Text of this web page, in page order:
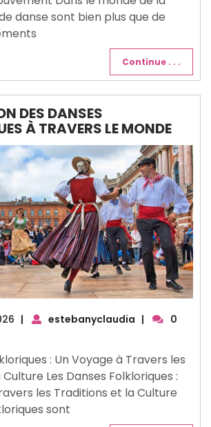
danse sont bien plus que de
Continue . . .
DES DANSES
À TRAVERS LE MONDE
28
| estebanyclaudia |
0
: Un Voyage à Travers les
Les Danses Folkloriques :
les Traditions et la Culture
sont